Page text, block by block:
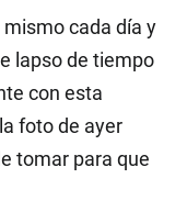
cada día y
lapso de tiempo
con esta
foto de ayer
tomar para que